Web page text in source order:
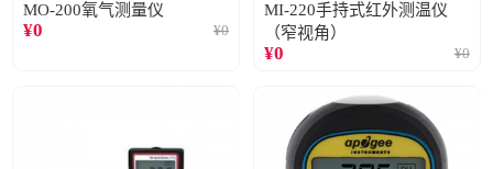
MO-200氧气测量仪
¥0 ¥0
MI-220手持式红外测温仪
（窄视角）
¥0 ¥0